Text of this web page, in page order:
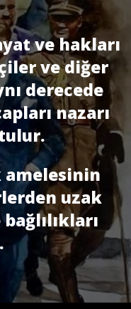
ve hakları
ve diğer
derecede
nazarı
amelesinin
uzak